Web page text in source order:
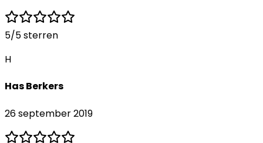
5/5 sterren
H
Has Berkers
26 september 2019